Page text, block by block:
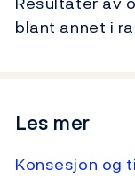
blant annet i
Les mer
Konsesjon og